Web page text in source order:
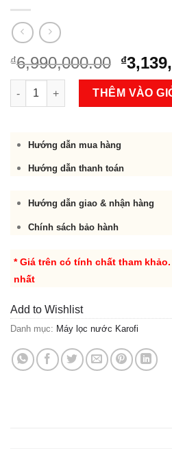
₫6,990,000.00
price
was:
₫
Máy lọc nước Karofi 8 cấp ERO80
THÊM VÀO
Hướng dẫn mua hàng
Hướng dẫn thanh toán
Hướng dẫn giao & nhận hàng
Chính sách bảo hành
* Giá trên có tính chất tham khảo.
nhất
Add to Wishlist
Danh mục: Máy lọc nước Karofi